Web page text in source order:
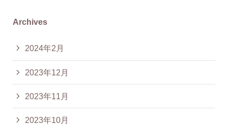
Archives
2024年2月
2023年12月
2023年11月
2023年10月